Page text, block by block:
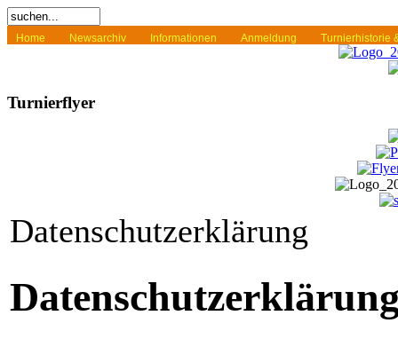
Home Newsarchiv Informationen Anmeldung Turnierhistorie
Turnierflyer
Datenschutzerklärung